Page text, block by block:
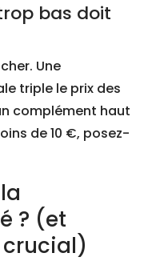
bas doit
Une
triple le prix des
complément haut
de 10 €, posez-
? (et
crucial)